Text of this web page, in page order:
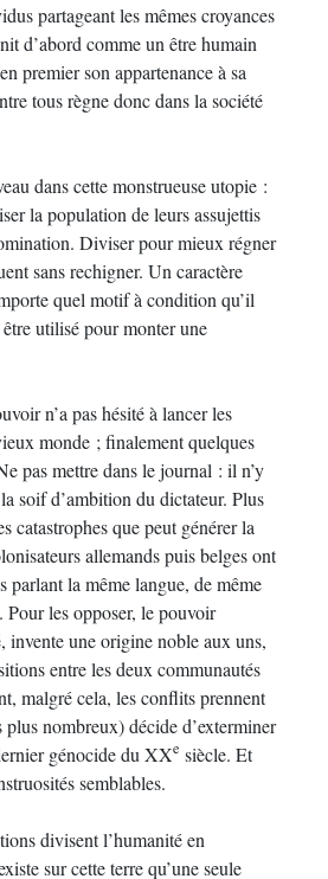
partageant les mêmes croyances
d’abord comme un être humain
premier son appartenance à sa
tous règne donc dans la société
dans cette monstrueuse utopie :
la population de leurs assujettis
Diviser pour mieux régner
sans rechigner. Un caractère
quel motif à condition qu’il
utilisé pour monter une
n’a pas hésité à lancer les
monde ; finalement quelques
pas mettre dans le journal : il n’y
soif d’ambition du dictateur. Plus
catastrophes que peut générer la
allemands puis belges ont
parlant la même langue, de même
Pour les opposer, le pouvoir
invente une origine noble aux uns,
entre les deux communautés
malgré cela, les conflits prennent
nombreux) décide d’exterminer
génocide du XXe siècle. Et
semblables.
divisent l’humanité en
sur cette terre qu’une seule